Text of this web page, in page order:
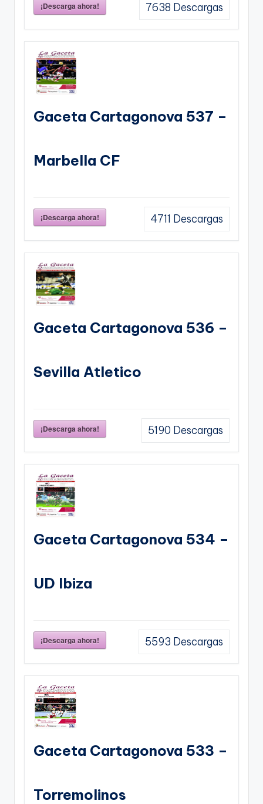
¡Descarga ahora! 7638 Descargas
Gaceta Cartagonova 537 –
Marbella CF
¡Descarga ahora! 4711 Descargas
Gaceta Cartagonova 536 –
Sevilla Atletico
¡Descarga ahora! 5190 Descargas
Gaceta Cartagonova 534 –
UD Ibiza
¡Descarga ahora! 5593 Descargas
Gaceta Cartagonova 533 –
Torremolinos